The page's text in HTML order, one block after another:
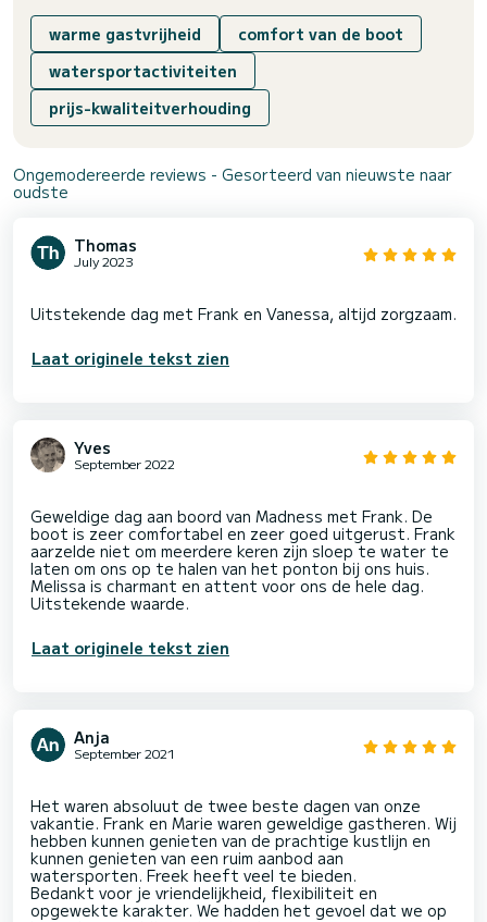
warme gastvrijheid
comfort van de boot
watersportactiviteiten
prijs-kwaliteitverhouding
Ongemodereerde reviews - Gesorteerd van nieuwste naar
oudste
Thomas
July 2023
Laat originele tekst zien
Yves
September 2022
Geweldige dag aan boord van Madness met Frank. De
boot is zeer comfortabel en zeer goed uitgerust. Frank
aarzelde niet om meerdere keren zijn sloep te water te
laten om ons op te halen van het ponton bij ons huis.
Melissa is charmant en attent voor ons de hele dag.
Laat originele tekst zien
Anja
September 2021
Het waren absoluut de twee beste dagen van onze
vakantie. Frank en Marie waren geweldige gastheren. Wij
hebben kunnen genieten van de prachtige kustlijn en
kunnen genieten van een ruim aanbod aan
watersporten. Freek heeft veel te bieden.
Bedankt voor je vriendelijkheid, flexibiliteit en
opgewekte karakter. We hadden het gevoel dat we op